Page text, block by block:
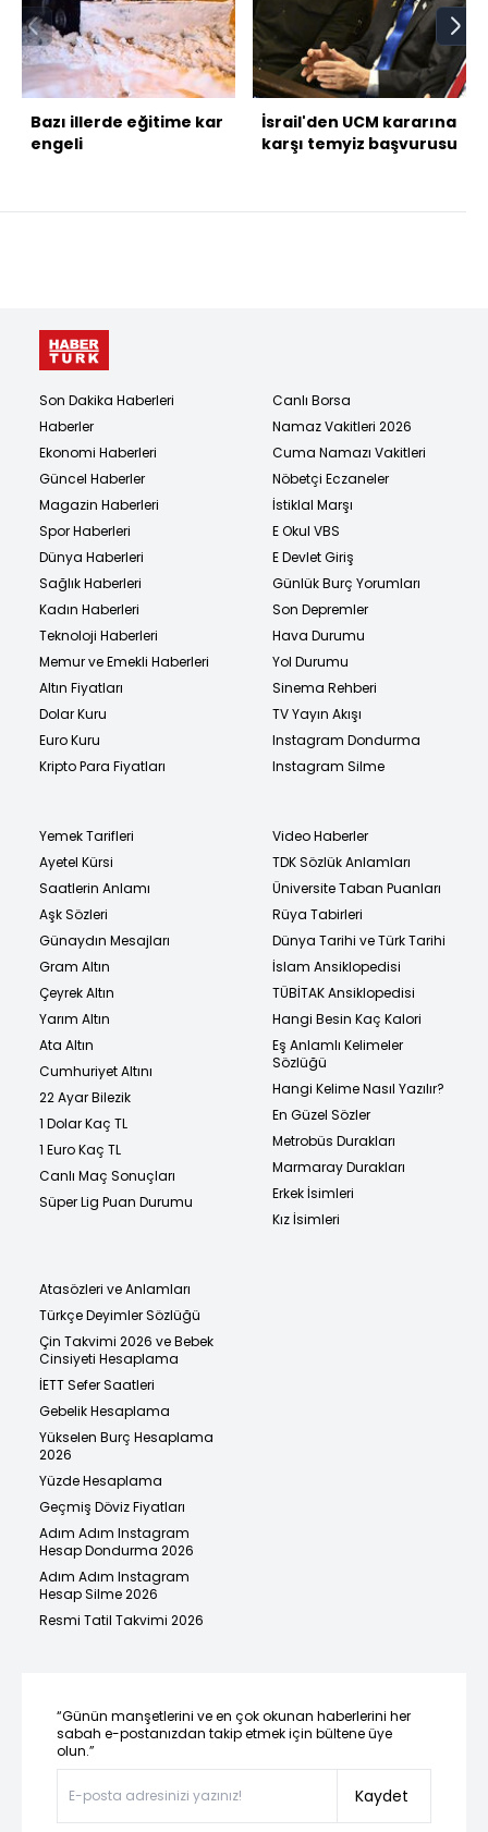
Bazı illerde eğitime kar
engeli
İsrail'den UCM kararına
karşı temyiz başvurusu
Son Dakika Haberleri
Haberler
Ekonomi Haberleri
Güncel Haberler
Magazin Haberleri
Spor Haberleri
Dünya Haberleri
Sağlık Haberleri
Kadın Haberleri
Teknoloji Haberleri
Memur ve Emekli Haberleri
Altın Fiyatları
Dolar Kuru
Euro Kuru
Kripto Para Fiyatları
Canlı Borsa
Namaz Vakitleri 2026
Cuma Namazı Vakitleri
Nöbetçi Eczaneler
İstiklal Marşı
E Okul VBS
E Devlet Giriş
Günlük Burç Yorumları
Son Depremler
Hava Durumu
Yol Durumu
Sinema Rehberi
TV Yayın Akışı
Instagram Dondurma
Instagram Silme
Yemek Tarifleri
Ayetel Kürsi
Saatlerin Anlamı
Aşk Sözleri
Günaydın Mesajları
Gram Altın
Çeyrek Altın
Yarım Altın
Ata Altın
Cumhuriyet Altını
22 Ayar Bilezik
1 Dolar Kaç TL
1 Euro Kaç TL
Canlı Maç Sonuçları
Süper Lig Puan Durumu
Video Haberler
TDK Sözlük Anlamları
Üniversite Taban Puanları
Rüya Tabirleri
Dünya Tarihi ve Türk Tarihi
İslam Ansiklopedisi
TÜBİTAK Ansiklopedisi
Hangi Besin Kaç Kalori
Eş Anlamlı Kelimeler
Sözlüğü
Hangi Kelime Nasıl Yazılır?
En Güzel Sözler
Metrobüs Durakları
Marmaray Durakları
Erkek İsimleri
Kız İsimleri
Atasözleri ve Anlamları
Türkçe Deyimler Sözlüğü
Çin Takvimi 2026 ve Bebek
Cinsiyeti Hesaplama
İETT Sefer Saatleri
Gebelik Hesaplama
Yükselen Burç Hesaplama
2026
Yüzde Hesaplama
Geçmiş Döviz Fiyatları
Adım Adım Instagram
Hesap Dondurma 2026
Adım Adım Instagram
Hesap Silme 2026
Resmi Tatil Takvimi 2026
“Günün manşetlerini ve en çok okunan haberlerini her
sabah e-postanızdan takip etmek için bültene üye
olun.”
Kaydet